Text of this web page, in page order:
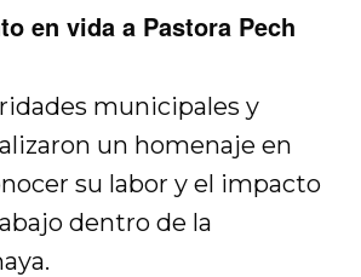
en vida a Pastora Pech
municipales y
un homenaje en
su labor y el impacto
dentro de la